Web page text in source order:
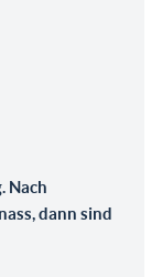
Nach
dann sind